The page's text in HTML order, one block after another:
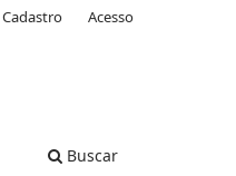
Buscar
Cadastro Acesso